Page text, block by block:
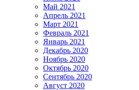
Май 2021
Апрель 2021
Март 2021
Февраль 2021
Январь 2021
Декабрь 2020
Ноябрь 2020
Октябрь 2020
Сентябрь 2020
Август 2020